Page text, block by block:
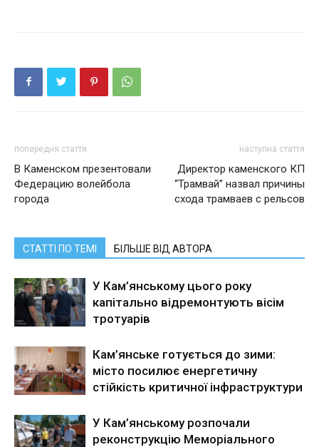
попередня стаття
В Каменском презентовали
Федерацию волейбола
города
наступна стаття
Директор каменского КП
“Трамвай” назвал причины
схода трамваев с рельсов
СТАТТІ ПО ТЕМІ БІЛЬШЕ ВІД АВТОРА
У Кам’янському цього року
капітально відремонтують вісім
тротуарів
Кам’янське готується до зими:
місто посилює енергетичну
стійкість критичної інфраструктури
У Кам’янському розпочали
реконструкцію Меморіального